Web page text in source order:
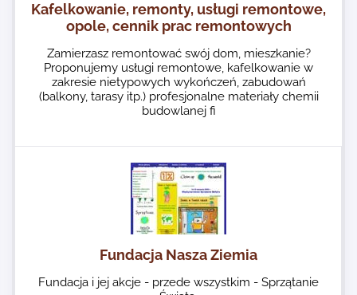
Kafelkowanie, remonty, usługi remontowe,
opole, cennik prac remontowych
Zamierzasz remontować swój dom, mieszkanie?
Proponujemy usługi remontowe, kafelkowanie w
zakresie nietypowych wykończeń, zabudowań
(balkony, tarasy itp.) profesjonalne materiały chemii
budowlanej fi
Fundacja Nasza Ziemia
Fundacja i jej akcje - przede wszystkim - Sprzątanie